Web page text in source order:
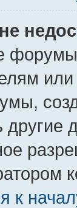
другие
к